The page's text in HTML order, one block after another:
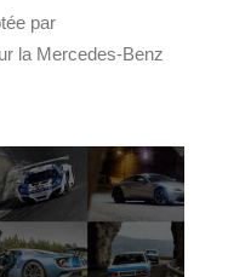
par
la Mercedes-Benz